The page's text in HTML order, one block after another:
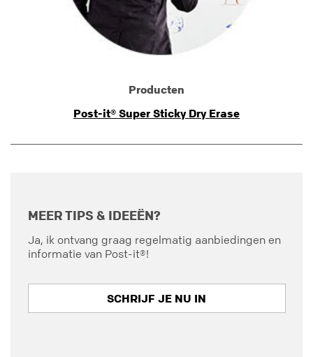
Producten
Post-it® Super Sticky Dry Erase
MEER TIPS & IDEEËN?
Ja, ik ontvang graag regelmatig aanbiedingen en
informatie van Post-it®!
SCHRIJF JE NU IN